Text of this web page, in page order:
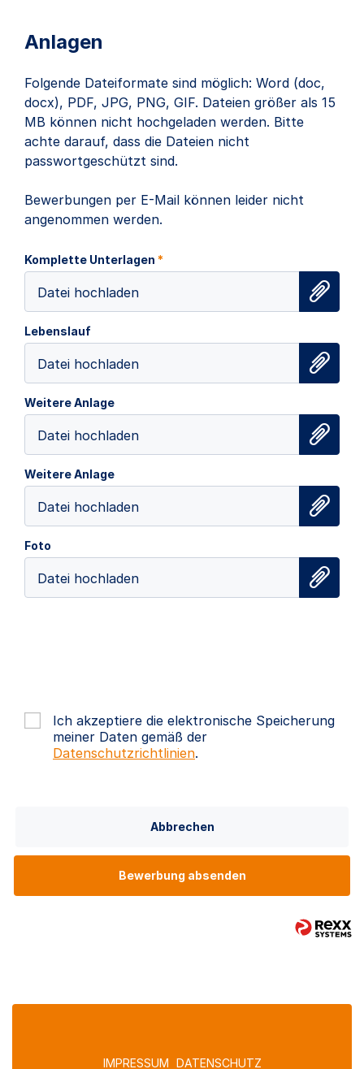
Anlagen
Folgende Dateiformate sind möglich: Word (doc,
docx), PDF, JPG, PNG, GIF. Dateien größer als 15
MB können nicht hochgeladen werden. Bitte
achte darauf, dass die Dateien nicht
passwortgeschützt sind.
Bewerbungen per E-Mail können leider nicht
angenommen werden.
Komplette Unterlagen *
Datei hochladen
Lebenslauf
Datei hochladen
Weitere Anlage
Datei hochladen
Weitere Anlage
Datei hochladen
Foto
Datei hochladen
Ich akzeptiere die elektronische Speicherung
meiner Daten gemäß der
Datenschutzrichtlinien.
Abbrechen
Bewerbung absenden
IMPRESSUM DATENSCHUTZ